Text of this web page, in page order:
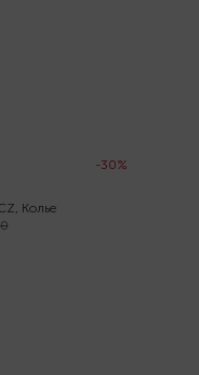
-30%
Колье